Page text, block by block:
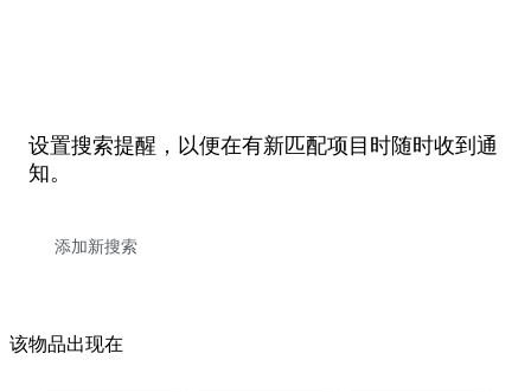
设置搜索提醒，以便在有新匹配项目时随时收到通
知。
该物品出现在